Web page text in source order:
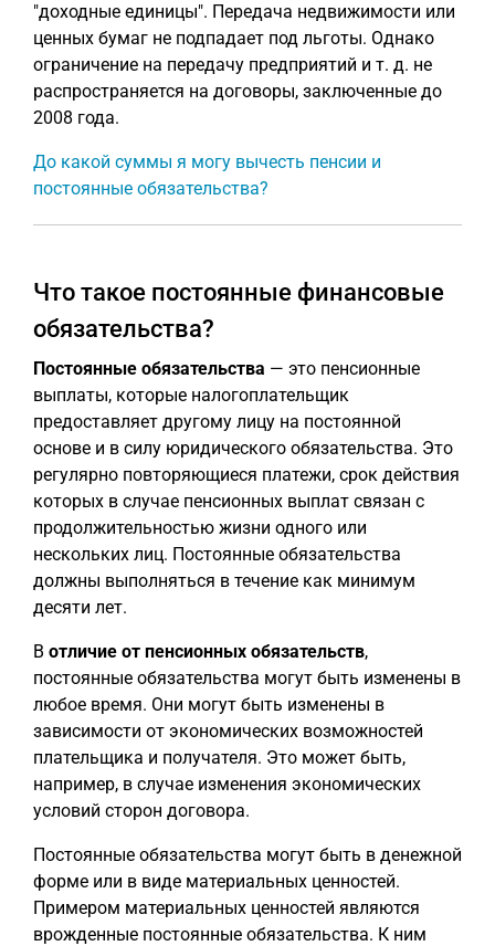
"доходные единицы". Передача недвижимости или
ценных бумаг не подпадает под льготы. Однако
ограничение на передачу предприятий и т. д. не
распространяется на договоры, заключенные до
2008 года.
До какой суммы я могу вычесть пенсии и
постоянные обязательства?
Что такое постоянные финансовые
обязательства?
Постоянные обязательства — это пенсионные
выплаты, которые налогоплательщик
предоставляет другому лицу на постоянной
основе и в силу юридического обязательства. Это
регулярно повторяющиеся платежи, срок действия
которых в случае пенсионных выплат связан с
продолжительностью жизни одного или
нескольких лиц. Постоянные обязательства
должны выполняться в течение как минимум
десяти лет.
В отличие от пенсионных обязательств,
постоянные обязательства могут быть изменены в
любое время. Они могут быть изменены в
зависимости от экономических возможностей
плательщика и получателя. Это может быть,
например, в случае изменения экономических
условий сторон договора.
Постоянные обязательства могут быть в денежной
форме или в виде материальных ценностей.
Примером материальных ценностей являются
врожденные постоянные обязательства. К ним